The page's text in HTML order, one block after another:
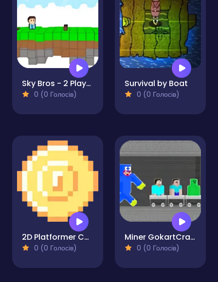
Sky Bros - 2 Players
0 (0 Голосів)
Survival by Boat
0 (0 Голосів)
2D Platformer Coin
0 (0 Голосів)
Miner GokartCraft - 4 Player
0 (0 Голосів)